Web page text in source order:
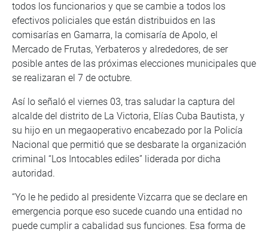
todos los funcionarios y que se cambie a todos los
efectivos policiales que están distribuidos en las
comisarías en Gamarra, la comisaría de Apolo, el
Mercado de Frutas, Yerbateros y alrededores, de ser
posible antes de las próximas elecciones municipales que
se realizaran el 7 de octubre.
Así lo señaló el viernes 03, tras saludar la captura del
alcalde del distrito de La Victoria, Elías Cuba Bautista, y
su hijo en un megaoperativo encabezado por la Policía
Nacional que permitió que se desbarate la organización
criminal “Los Intocables ediles” liderada por dicha
autoridad.
“Yo le he pedido al presidente Vizcarra que se declare en
emergencia porque eso sucede cuando una entidad no
puede cumplir a cabalidad sus funciones. Esa forma de